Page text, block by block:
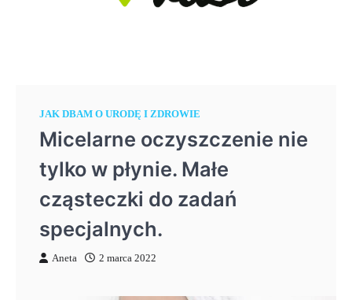
JAK DBAM O URODĘ I ZDROWIE
Micelarne oczyszczenie nie
tylko w płynie. Małe
cząsteczki do zadań
specjalnych.
Aneta 2 marca 2022